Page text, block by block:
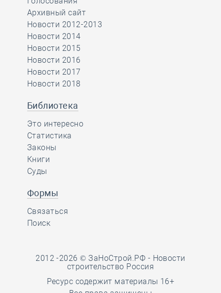
Архивный сайт
Новости 2012-2013
Новости 2014
Новости 2015
Новости 2016
Новости 2017
Новости 2018
Библиотека
Это интересно
Статистика
Законы
Книги
Суды
Формы
Связаться
Поиск
2012 -2026 © ЗаНоСтрой.РФ - Новости
строительство Россия
Ресурс содержит материалы 16+